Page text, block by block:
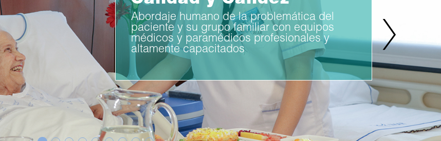
en rehabilitación física y calidad al alcance
de todos nuestros pacientes